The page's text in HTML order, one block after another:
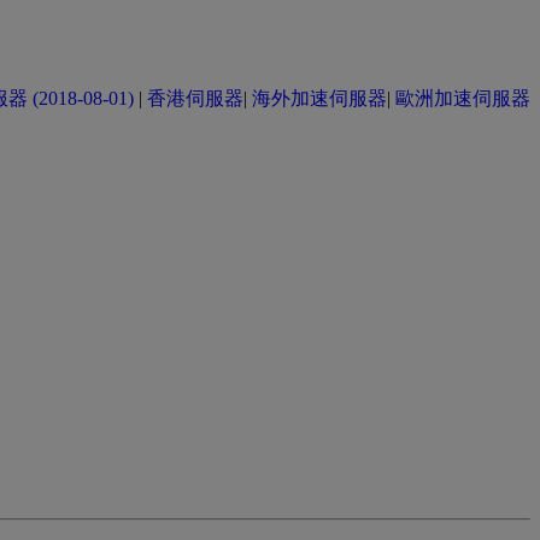
(2018-08-01) | 香港伺服器| 海外加速伺服器| 歐洲加速伺服器